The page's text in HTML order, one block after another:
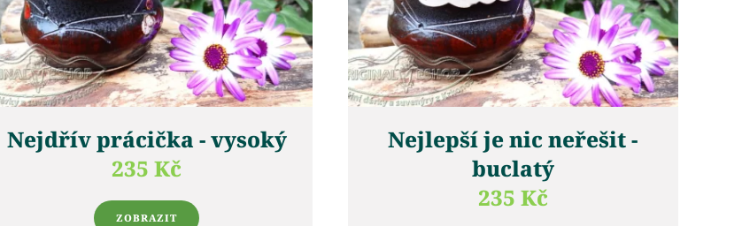
Nejdřív prácička - vysoký
235 Kč
ZOBRAZIT
Nejlepší je nic neřešit -
buclatý
235 Kč